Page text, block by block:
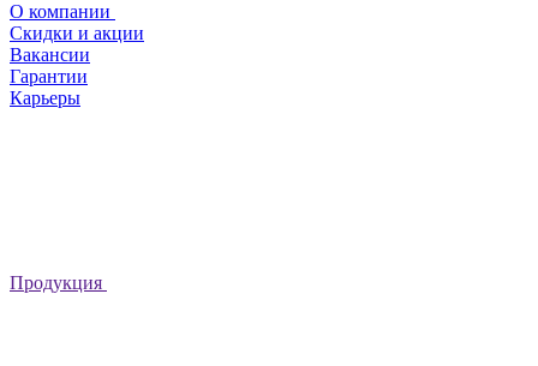
О компании
Скидки и акции
Вакансии
Гарантии
Карьеры
Продукция